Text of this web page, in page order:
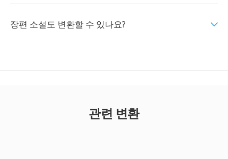
장편 소설도 변환할 수 있나요?
관련 변환